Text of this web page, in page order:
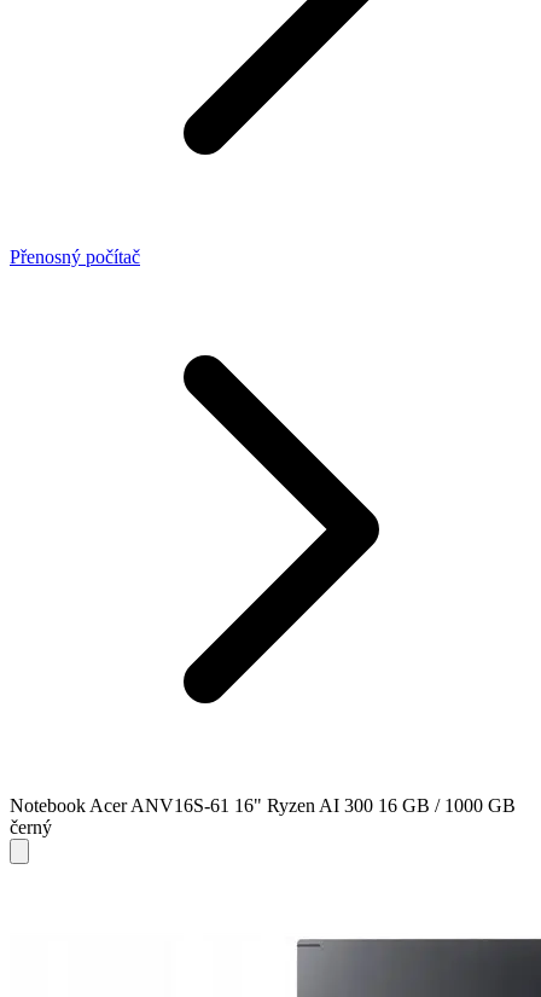
Přenosný počítač
Notebook Acer ANV16S-61 16" Ryzen AI 300 16 GB / 1000 GB
černý